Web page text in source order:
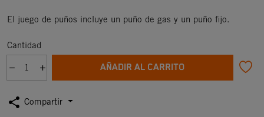
El juego de puños incluye un puño de gas y un puño fijo.
Cantidad
AÑADIR AL CARRITO
share Compartir